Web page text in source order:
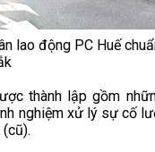
lao động PC Huế
thành lập gồm
nghiệm xử lý sự cố